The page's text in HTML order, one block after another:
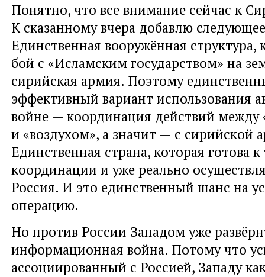
Понятно, что все внимание сейчас к
К сказанному вчера добавлю
Единственная вооружённая структура,
бой с «Исламским государством» на
сирийская армия. Поэтому
эффективный вариант использования
войне — координация действий между
и «воздухом», а значит — с сирийской
Единственная страна, которая готова к
координации и уже реально
Россия. И это единственный шанс на
операцию.
Но против России Западом уже
информационная война. Потому что
ассоциированный с Россией, Западу